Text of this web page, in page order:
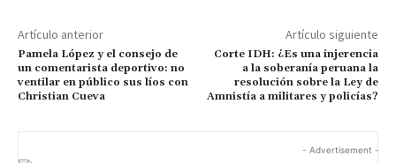
Artículo anterior
Pamela López y el consejo de
un comentarista deportivo: no
ventilar en público sus líos con
Christian Cueva
Artículo siguiente
Corte IDH: ¿Es una injerencia
a la soberanía peruana la
resolución sobre la Ley de
Amnistía a militares y policías?
- Advertisement -